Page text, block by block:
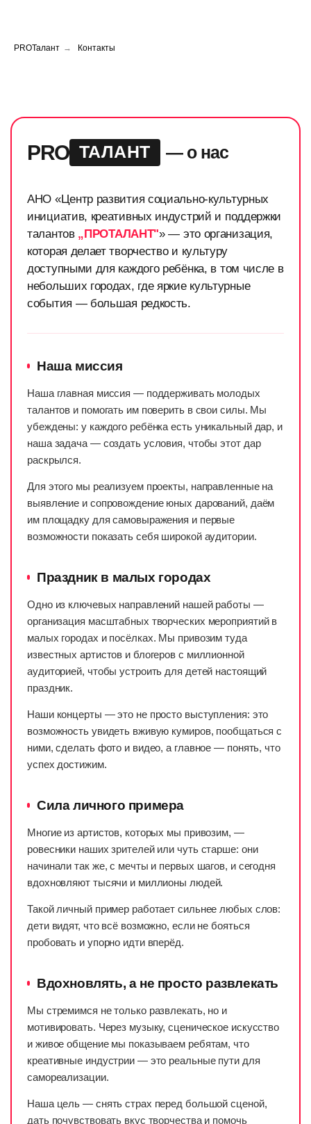
PROТалант → Контакты
PRO ТАЛАНТ — о нас
АНО «Центр развития социально-культурных
инициатив, креативных индустрий и поддержки
талантов „ПРОТАЛАНТ"» — это организация,
которая делает творчество и культуру
доступными для каждого ребёнка, в том числе в
небольших городах, где яркие культурные
события — большая редкость.
Наша миссия
Наша главная миссия — поддерживать молодых
талантов и помогать им поверить в свои силы. Мы
убеждены: у каждого ребёнка есть уникальный дар, и
наша задача — создать условия, чтобы этот дар
раскрылся.
Для этого мы реализуем проекты, направленные на
выявление и сопровождение юных дарований, даём
им площадку для самовыражения и первые
возможности показать себя широкой аудитории.
Праздник в малых городах
Одно из ключевых направлений нашей работы —
организация масштабных творческих мероприятий в
малых городах и посёлках. Мы привозим туда
известных артистов и блогеров с миллионной
аудиторией, чтобы устроить для детей настоящий
праздник.
Наши концерты — это не просто выступления: это
возможность увидеть вживую кумиров, пообщаться с
ними, сделать фото и видео, а главное — понять, что
успех достижим.
Сила личного примера
Многие из артистов, которых мы привозим, —
ровесники наших зрителей или чуть старше: они
начинали так же, с мечты и первых шагов, и сегодня
вдохновляют тысячи и миллионы людей.
Такой личный пример работает сильнее любых слов:
дети видят, что всё возможно, если не бояться
пробовать и упорно идти вперёд.
Вдохновлять, а не просто развлекать
Мы стремимся не только развлекать, но и
мотивировать. Через музыку, сценическое искусство
и живое общение мы показываем ребятам, что
креативные индустрии — это реальные пути для
самореализации.
Наша цель — снять страх перед большой сценой,
дать почувствовать вкус творчества и помочь